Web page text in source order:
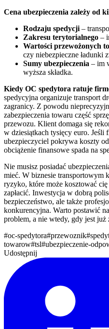
Cena ubezpieczenia zależy od
Rodzaju spedycji –
Zakresu terytorialnego –
Wartości przewożonych
czy niebezpieczne ładunki
Sumy ubezpieczenia – im
wyższa składka.
Kiedy OC spedytora ratuje
spedycyjna organizuje transport
zagranicy. Z powodu
zabezpieczenia towaru część
przewozu. Klient domaga się
w dziesiątkach tysięcy euro. Jeśli
ubezpieczyciel pokrywa koszty
obciążenie finansowe spada na
Nie musisz posiadać
mieć. W biznesie transportowym
ryzyko, które może kosztować
zapłacić. Inwestycja w dobrą
bezpieczeństwo, ale także
konkurencyjna. Warto postawić
problem, a nie wtedy, gdy jest już
#oc-spedytora#przewoznik#
towarow#tsl#ubezpieczenie-
Udostępnij